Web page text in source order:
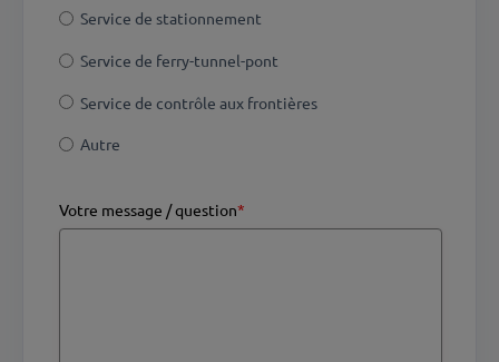
Service de stationnement
Service de ferry-tunnel-pont
Service de contrôle aux frontières
Autre
Votre message / question*